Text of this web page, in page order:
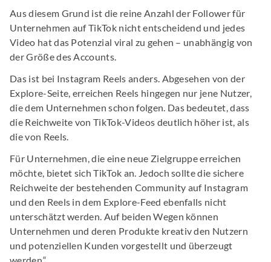
Aus diesem Grund ist die reine Anzahl der Follower für
Unternehmen auf TikTok nicht entscheidend und jedes
Video hat das Potenzial viral zu gehen – unabhängig von
der Größe des Accounts.
Das ist bei Instagram Reels anders. Abgesehen von der
Explore-Seite, erreichen Reels hingegen nur jene Nutzer,
die dem Unternehmen schon folgen. Das bedeutet, dass
die Reichweite von TikTok-Videos deutlich höher ist, als
die von Reels.
Für Unternehmen, die eine neue Zielgruppe erreichen
möchte, bietet sich TikTok an. Jedoch sollte die sichere
Reichweite der bestehenden Community auf Instagram
und den Reels in dem Explore-Feed ebenfalls nicht
unterschätzt werden. Auf beiden Wegen können
Unternehmen und deren Produkte kreativ den Nutzern
und potenziellen Kunden vorgestellt und überzeugt